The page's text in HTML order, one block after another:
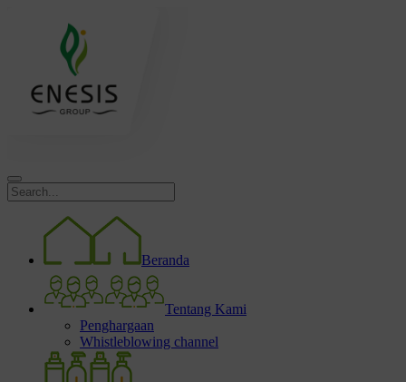
Beranda
Tentang Kami
Penghargaan
Whistleblowing channel